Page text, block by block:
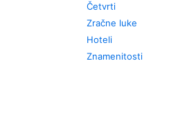
Četvrti
Zračne luke
Hoteli
Znamenitosti